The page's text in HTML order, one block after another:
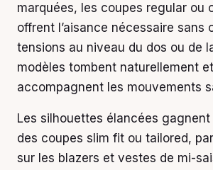
marquées, les coupes regular ou
offrent l’aisance nécessaire sans
tensions au niveau du dos ou de
modèles tombent naturellement et
accompagnent les mouvements
Les silhouettes élancées
des coupes slim fit ou tailored,
sur les blazers et vestes de mi-